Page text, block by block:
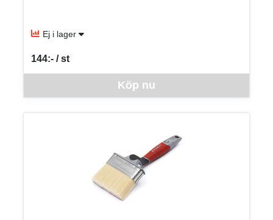
Ej i lager
Köp nu
144:- / st
SEK per ST